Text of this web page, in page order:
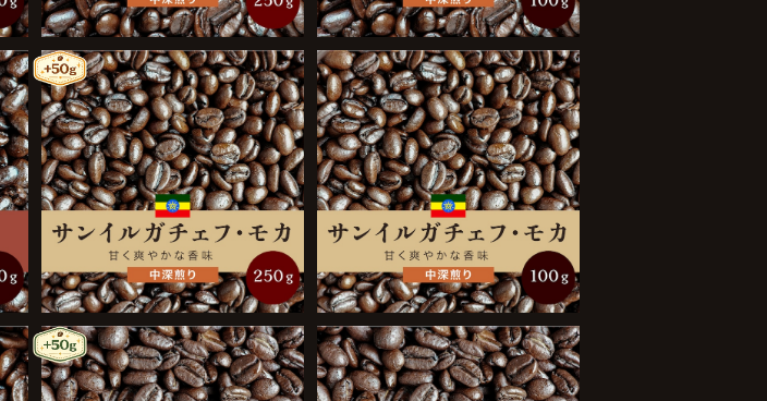
サンイルガチェフ・モカ 250g
¥2,900
サンイルガチェフ・モカ 100g
¥1,450